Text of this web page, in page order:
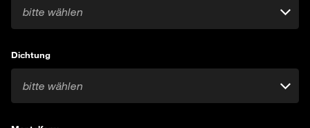
bitte wählen
Dichtung
bitte wählen